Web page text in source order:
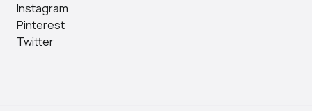
Instagram
Pinterest
Twitter